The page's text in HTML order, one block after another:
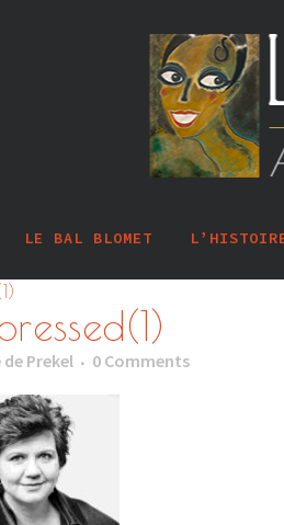
LE BAL BLOMET
de Prekel 0 Comments